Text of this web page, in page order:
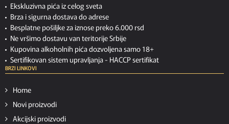
Ekskluzivna pića iz celog sveta
Brza i sigurna dostava do adrese
Besplatne pošiljke za iznose preko 6.000 rsd
Ne vršimo dostavu van teritorije Srbije
Kupovina alkoholnih pića dozvoljena samo 18+
Sertifikovan sistem upravljanja - HACCP sertifikat
BRZI LINKOVI
Home
Novi proizvodi
Akcijski proizvodi